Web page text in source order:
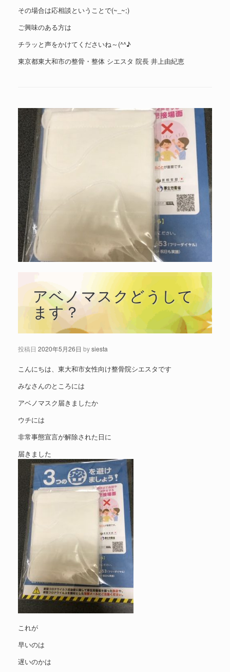
その場合は応相談ということで(~_~;)
ご興味のある方は
チラッと声をかけてくださいね～(^^♪
東京都東大和市の整骨・整体 シエスタ 院長 井上由紀恵
アベノマスクどうして
ます？
投稿日 2020年5月26日 bysiesta
こんにちは、東大和市女性向け整骨院シエスタです
みなさんのところには
アベノマスク届きましたか
ウチには
非常事態宣言が解除された日に
届きました
これが
早いのは
遅いのかは